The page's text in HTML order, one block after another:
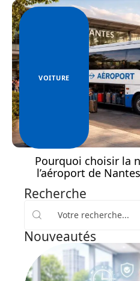
VOITURE
Pourquoi choisir la
l’aéroport de
Recherche
Nouveautés